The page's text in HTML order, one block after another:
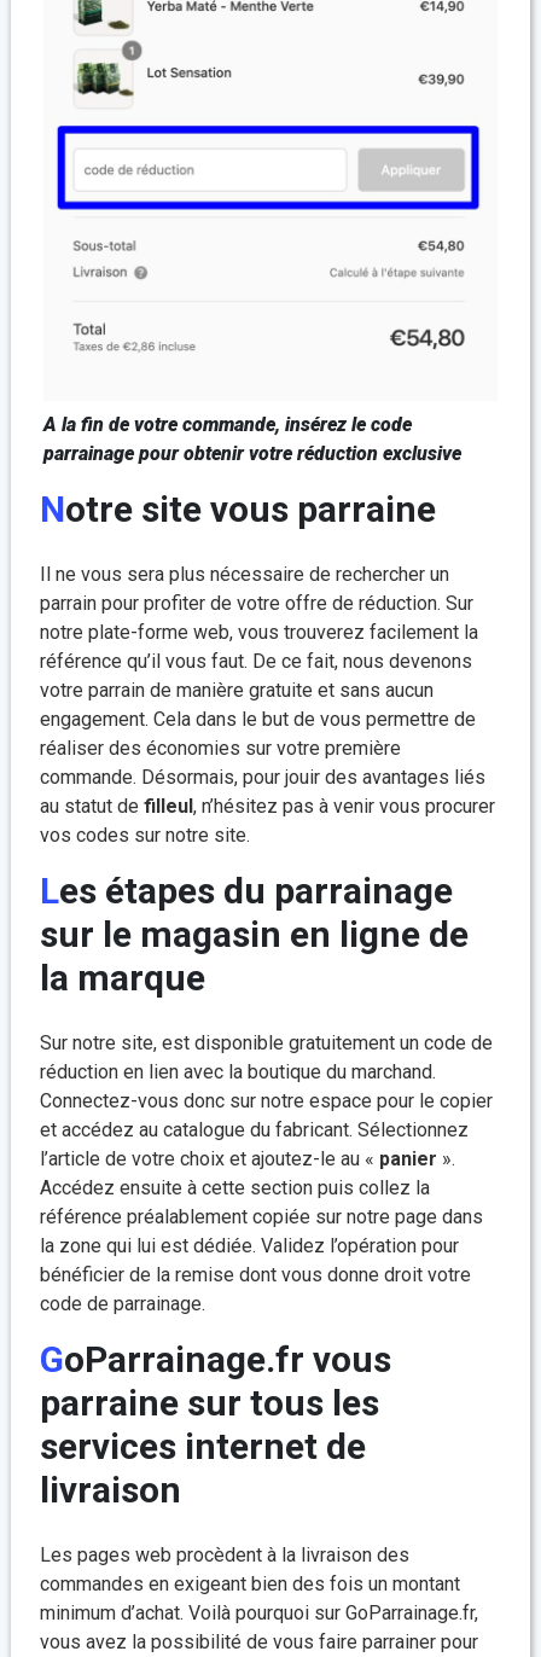
A la fin de votre commande, insérez le code
parrainage pour obtenir votre réduction exclusive
Notre site vous parraine
Il ne vous sera plus nécessaire de rechercher un
parrain pour profiter de votre offre de réduction. Sur
notre plate-forme web, vous trouverez facilement la
référence qu’il vous faut. De ce fait, nous devenons
votre parrain de manière gratuite et sans aucun
engagement. Cela dans le but de vous permettre de
réaliser des économies sur votre première
commande. Désormais, pour jouir des avantages liés
au statut de filleul, n’hésitez pas à venir vous procurer
vos codes sur notre site.
Les étapes du parrainage
sur le magasin en ligne de
la marque
Sur notre site, est disponible gratuitement un code de
réduction en lien avec la boutique du marchand.
Connectez-vous donc sur notre espace pour le copier
et accédez au catalogue du fabricant. Sélectionnez
l’article de votre choix et ajoutez-le au « panier ».
Accédez ensuite à cette section puis collez la
référence préalablement copiée sur notre page dans
la zone qui lui est dédiée. Validez l’opération pour
bénéficier de la remise dont vous donne droit votre
code de parrainage.
GoParrainage.fr vous
parraine sur tous les
services internet de
livraison
Les pages web procèdent à la livraison des
commandes en exigeant bien des fois un montant
minimum d’achat. Voilà pourquoi sur GoParrainage.fr,
vous avez la possibilité de vous faire parrainer pour